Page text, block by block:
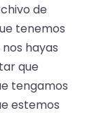
de
tenemos
hayas
que
tengamos
estemos